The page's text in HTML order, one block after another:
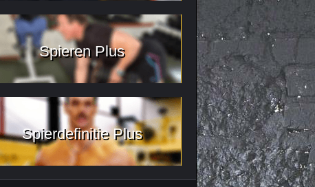
Spieren Plus
Spierdefinitie Plus